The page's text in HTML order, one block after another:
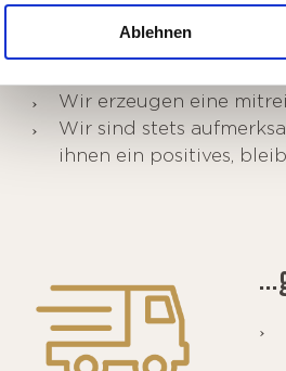
Ablehnen
...gegenüber unserem
Wir erzeugen eine
Wir sind stets
ihnen ein positives,